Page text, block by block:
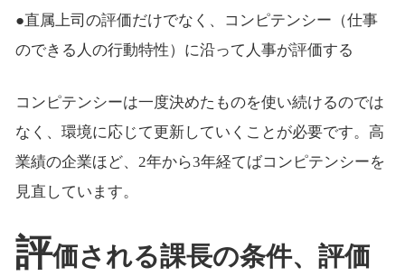
●直属上司の評価だけでなく、コンピテンシー（仕事
のできる人の行動特性）に沿って人事が評価する
コンピテンシーは一度決めたものを使い続けるのでは
なく、環境に応じて更新していくことが必要です。高
業績の企業ほど、2年から3年経てばコンピテンシーを
見直しています。
評価される課長の条件、評価